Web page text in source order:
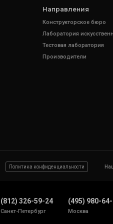
Направления
Конструкторское бюро
Лаборатория
Тестовая лаборатория
Производители
Политика конфиденциальности
(812) 326-59-24
Санкт-Петербург
(495) 980-
Москва